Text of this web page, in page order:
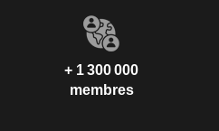
+ 1 300 000
membres